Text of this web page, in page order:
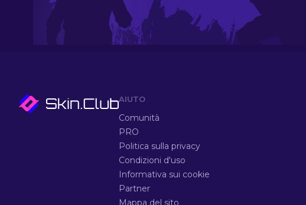
AIUTO
Comunità
PRO
Politica sulla privacy
Condizioni d'uso
Informativa sui cookie
Partner
Mappa del sito